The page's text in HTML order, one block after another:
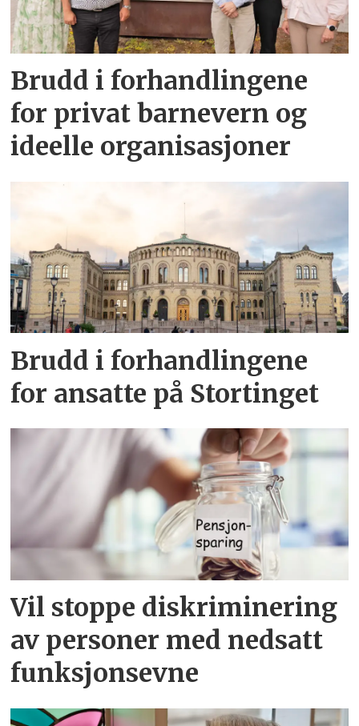
Brudd i forhandlingene
for privat barnevern og
ideelle organisasjoner
Brudd i forhandlingene
for ansatte på Stortinget
Vil stoppe diskriminering
av personer med nedsatt
funksjonsevne